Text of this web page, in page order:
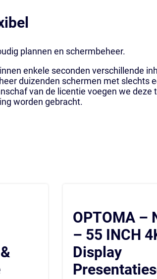
plannen en schermbeheer.
enkele seconden verschillende
duizenden schermen met slechts
van de licentie voegen we
worden gebracht.
OPTOMA –
– 55 INCH
Display